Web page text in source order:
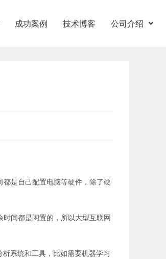
成功案例 技术博客 公司介绍
是自己配置电脑等硬件，除了硬
间都是闲置的，所以大型互联网
系统和工具，比如需要机器学习